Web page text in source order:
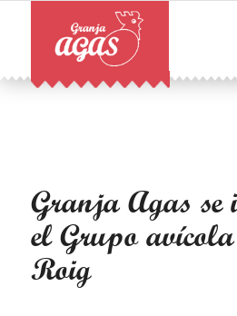
Granja Agas se
el Grupo
Roig